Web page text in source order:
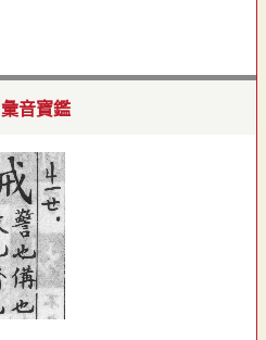
彙音寶鑑